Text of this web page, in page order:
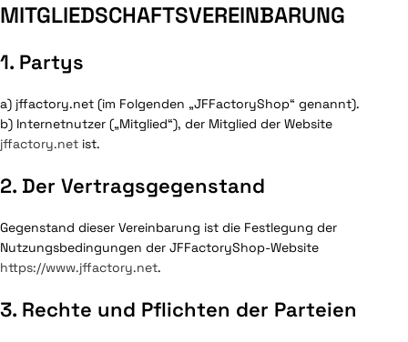
MITGLIEDSCHAFTSVEREINBARUNG
1. Partys
a) jffactory.net (im Folgenden „JFFactoryShop“ genannt).
b) Internetnutzer („Mitglied“), der Mitglied der Website
jffactory.net ist.
2. Der Vertragsgegenstand
Gegenstand dieser Vereinbarung ist die Festlegung der
Nutzungsbedingungen der JFFactoryShop-Website
https://www.jffactory.net.
3. Rechte und Pflichten der Parteien